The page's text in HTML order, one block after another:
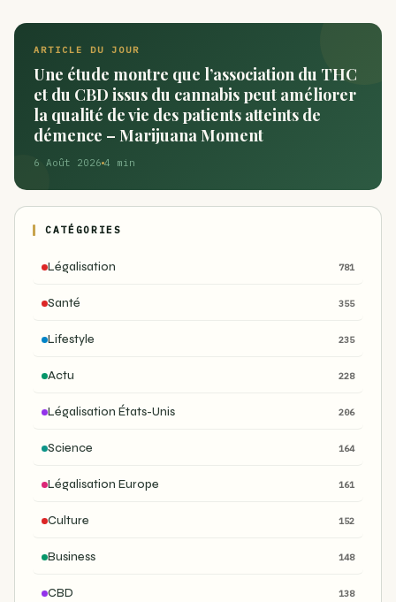
ARTICLE DU JOUR
Une étude montre que l’association du THC
et du CBD issus du cannabis peut améliorer
la qualité de vie des patients atteints de
démence – Marijuana Moment
6 Août 2026 4 min
CATÉGORIES
Légalisation 781
Santé 355
Lifestyle 235
Actu 228
Légalisation États-Unis 206
Science 164
Légalisation Europe 161
Culture 152
Business 148
CBD 138